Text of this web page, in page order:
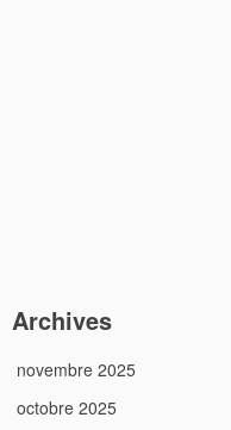
Archives
novembre 2025
octobre 2025